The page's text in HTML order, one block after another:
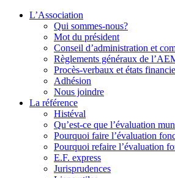
L’Association
Qui sommes-nous?
Mot du président
Conseil d’administration et
Règlements généraux de
Procès-verbaux et états
Adhésion
Nous joindre
La référence
Histéval
Qu’est-ce que l’évaluation
Pourquoi faire l’évaluation
Pourquoi refaire l’évaluation
E.F. express
Jurisprudences